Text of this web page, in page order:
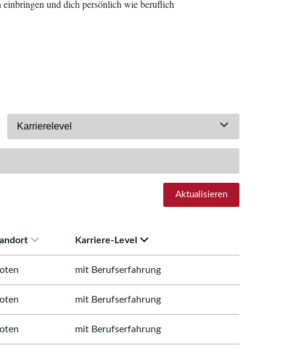
einbringen und dich persönlich wie beruflich
Karrierelevel
Aktualisieren
Karriere-Level
mit Berufserfahrung
mit Berufserfahrung
mit Berufserfahrung